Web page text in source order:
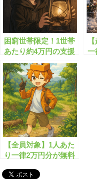
困窮世帯限定！1世帯
あたり約4万円の支援
金がもらえます
一
【全員対象】1人あた
り一律2万円分が無料